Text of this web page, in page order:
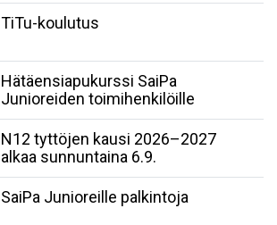
TiTu-koulutus
Hätäensiapukurssi SaiPa
Junioreiden toimihenkilöille
N12 tyttöjen kausi 2026–2027
alkaa sunnuntaina 6.9.
SaiPa Junioreille palkintoja